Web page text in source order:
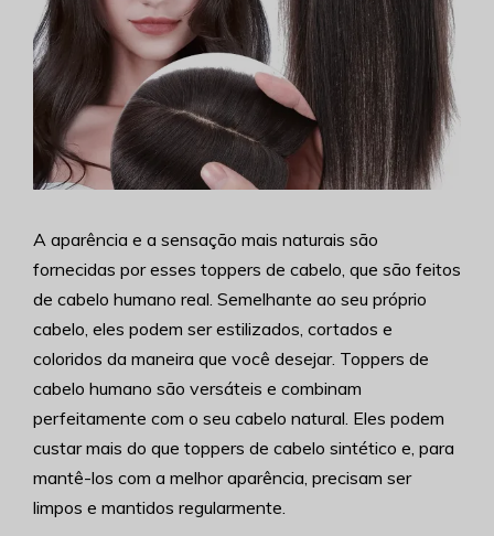
A aparência e a sensação mais naturais são
fornecidas por esses toppers de cabelo, que são feitos
de cabelo humano real. Semelhante ao seu próprio
cabelo, eles podem ser estilizados, cortados e
coloridos da maneira que você desejar. Toppers de
cabelo humano são versáteis e combinam
perfeitamente com o seu cabelo natural. Eles podem
custar mais do que toppers de cabelo sintético e, para
mantê-los com a melhor aparência, precisam ser
limpos e mantidos regularmente.